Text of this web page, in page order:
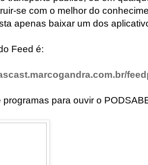
se com o melhor do
apenas baixar um dos
Feed é:
programas para ouvir o